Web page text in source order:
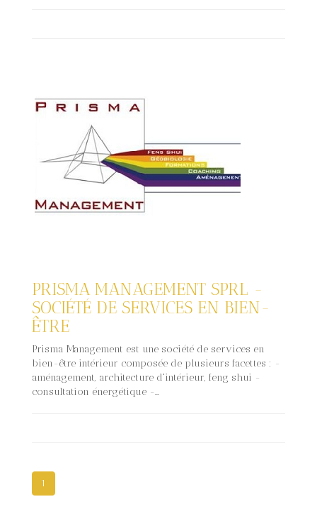
PRISMA MANAGEMENT SPRL -
SOCIÉTÉ DE SERVICES EN BIEN-
ÊTRE
Prisma Management est une société de services en
bien-être intérieur composée de plusieurs facettes : -
aménagement, architecture d'intérieur, feng shui -
consultation énergétique -...
1